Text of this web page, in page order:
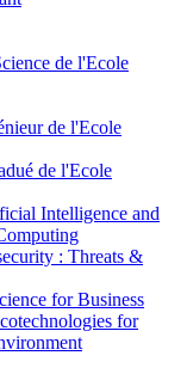
de l'Ecole
de l'Ecole
de l'Ecole
Intelligence and
: Threats &
for Business
for